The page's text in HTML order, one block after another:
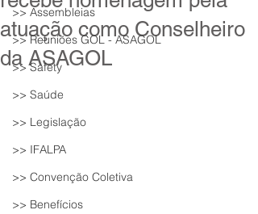
>> Assembleias
>> Reuniões GOL - ASAGOL
>> Safety
>> Saúde
>> Legislação
>> IFALPA
>> Convenção Coletiva
>> Benefícios
atuação como Conselheiro
da ASAGOL